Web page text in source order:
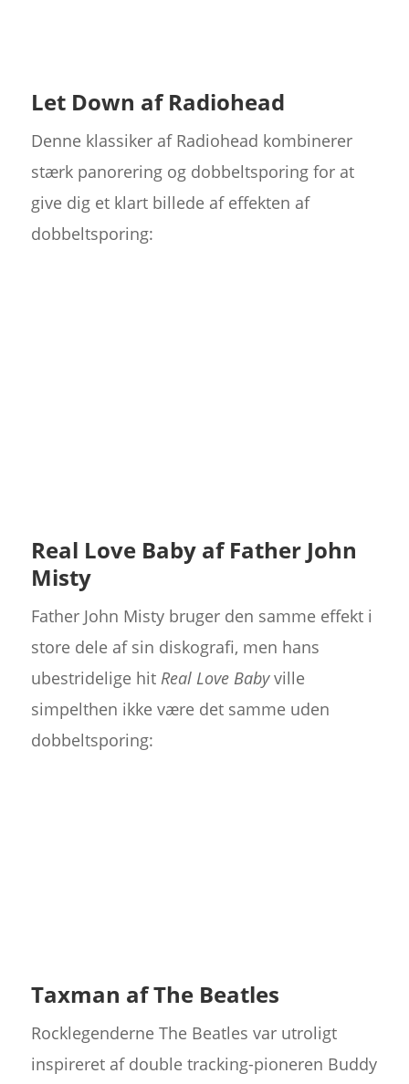
Let Down af Radiohead
Denne klassiker af Radiohead kombinerer
stærk panorering og dobbeltsporing for at
give dig et klart billede af effekten af
dobbeltsporing:
Real Love Baby af Father John
Misty
Father John Misty bruger den samme effekt i
store dele af sin diskografi, men hans
ubestridelige hit Real Love Babyville
simpelthen ikke være det samme uden
dobbeltsporing:
Taxman af The Beatles
Rocklegenderne The Beatles var utroligt
inspireret af double tracking-pioneren Buddy